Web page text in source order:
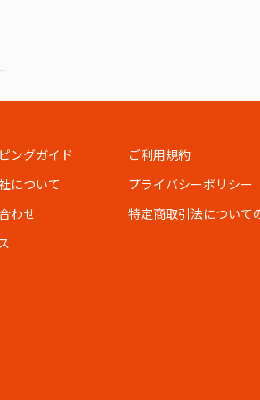
ングガイド
について
わせ
ご利用規約
プライバシーポリシー
特定商取引法について